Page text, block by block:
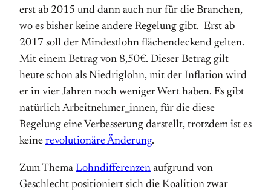
erst ab 2015 und dann auch nur für die Branchen,
wo es bisher keine andere Regelung gibt. Erst ab
2017 soll der Mindestlohn flächendeckend gelten.
Mit einem Betrag von 8,50€. Dieser Betrag gilt
heute schon als Niedriglohn, mit der Inflation wird
er in vier Jahren noch weniger Wert haben. Es gibt
natürlich Arbeitnehmer_innen, für die diese
Regelung eine Verbesserung darstellt, trotzdem ist es
keine revolutionäre Änderung.
Zum Thema Lohndifferenzen aufgrund von
Geschlecht positioniert sich die Koalition zwar